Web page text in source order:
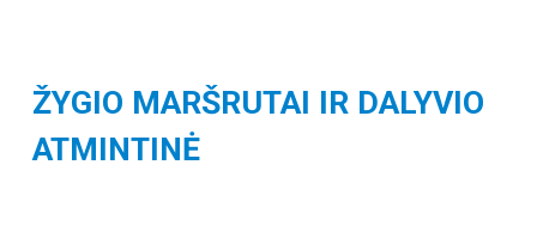
ŽYGIO MARŠRUTAI IR DALYVIO
ATMINTINĖ